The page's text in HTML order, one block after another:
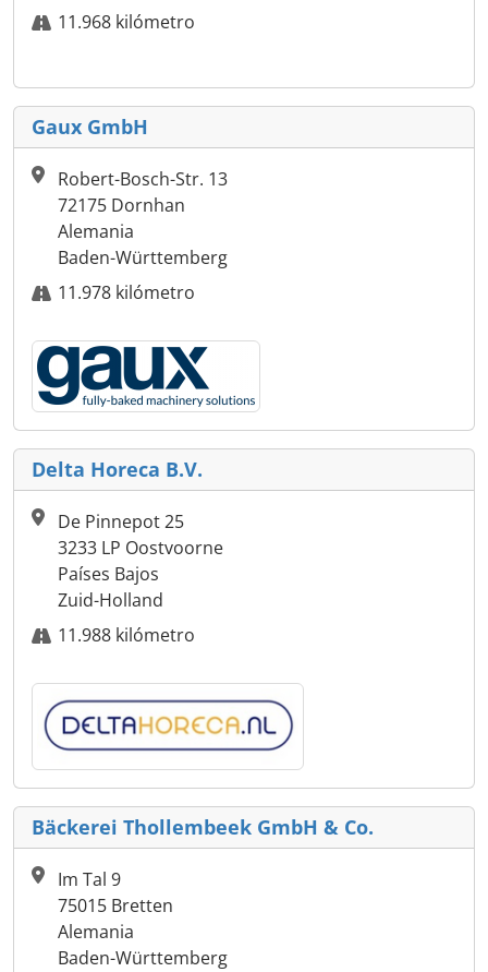
11.968 kilómetro
Gaux GmbH
Robert-Bosch-Str. 13
72175 Dornhan
Alemania
Baden-Württemberg
11.978 kilómetro
Delta Horeca B.V.
De Pinnepot 25
3233 LP Oostvoorne
Países Bajos
Zuid-Holland
11.988 kilómetro
Bäckerei Thollembeek GmbH & Co.
Im Tal 9
75015 Bretten
Alemania
Baden-Württemberg